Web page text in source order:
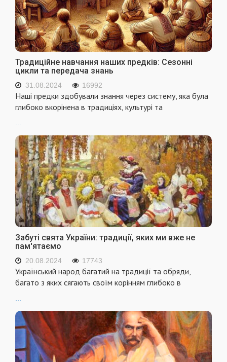
Традиційне навчання наших предків: Сезонні
цикли та передача знань
31.08.2024 16992
Наші предки здобували знання через систему, яка була
глибоко вкорінена в традиціях, культурі та
...
Забуті свята України: традиції, яких ми вже не
пам'ятаємо
20.08.2024 17743
Український народ багатий на традиції та обряди,
багато з яких сягають своїм корінням глибоко в